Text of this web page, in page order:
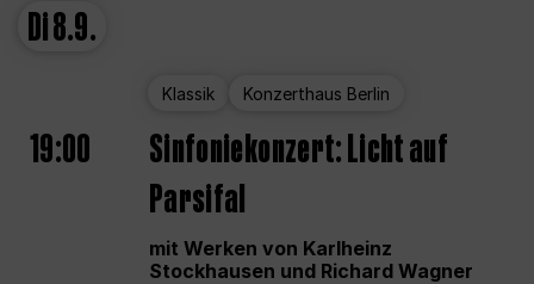
Di8.9.
Klassik Konzerthaus Berlin
19:00
Sinfoniekonzert: Licht auf
Parsifal
mit Werken von Karlheinz
Stockhausen und Richard Wagner